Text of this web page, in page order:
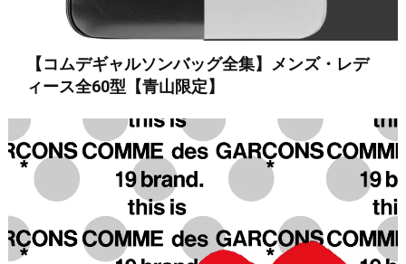
【コムデギャルソンバッグ全集】メンズ・レデ
ィース全60型【青山限定】